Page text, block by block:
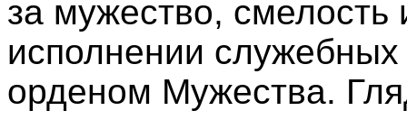
за мужество,
исполнении
орденом Мужества.